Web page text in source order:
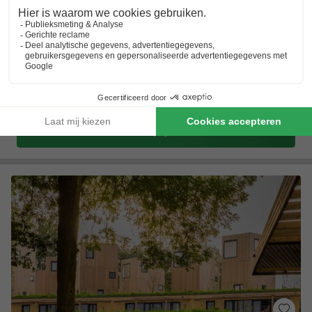
Residence Durbuy Ardennen
Wallonië,Durbuy (31,9 km van Luik)
6.9 Voldoende
Dagje Durbuy
Midden in de Ardennen